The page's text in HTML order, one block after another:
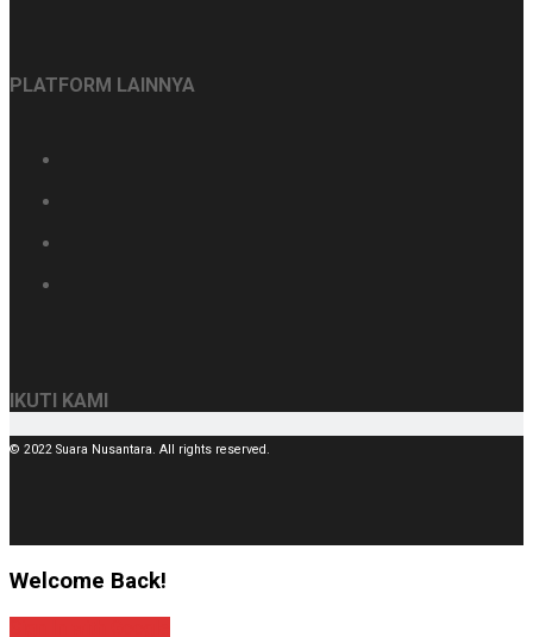
PLATFORM LAINNYA
IKUTI KAMI
© 2022 Suara Nusantara. All rights reserved.
Welcome Back!